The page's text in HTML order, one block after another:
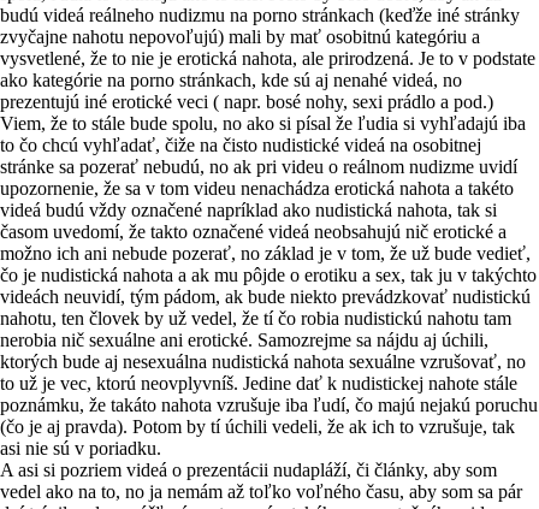
budú videá reálneho nudizmu na porno stránkach (keďže iné stránky
zvyčajne nahotu nepovoľujú) mali by mať osobitnú kategóriu a
vysvetlené, že to nie je erotická nahota, ale prirodzená. Je to v podstate
ako kategórie na porno stránkach, kde sú aj nenahé videá, no
prezentujú iné erotické veci ( napr. bosé nohy, sexi prádlo a pod.)
Viem, že to stále bude spolu, no ako si písal že ľudia si vyhľadajú iba
to čo chcú vyhľadať, čiže na čisto nudistické videá na osobitnej
stránke sa pozerať nebudú, no ak pri videu o reálnom nudizme uvidí
upozornenie, že sa v tom videu nenachádza erotická nahota a takéto
videá budú vždy označené napríklad ako nudistická nahota, tak si
časom uvedomí, že takto označené videá neobsahujú nič erotické a
možno ich ani nebude pozerať, no základ je v tom, že už bude vedieť,
čo je nudistická nahota a ak mu pôjde o erotiku a sex, tak ju v takýchto
videách neuvidí, tým pádom, ak bude niekto prevádzkovať nudistickú
nahotu, ten človek by už vedel, že tí čo robia nudistickú nahotu tam
nerobia nič sexuálne ani erotické. Samozrejme sa nájdu aj úchili,
ktorých bude aj nesexuálna nudistická nahota sexuálne vzrušovať, no
to už je vec, ktorú neovplyvníš. Jedine dať k nudistickej nahote stále
poznámku, že takáto nahota vzrušuje iba ľudí, čo majú nejakú poruchu
(čo je aj pravda). Potom by tí úchili vedeli, že ak ich to vzrušuje, tak
asi nie sú v poriadku.
A asi si pozriem videá o prezentácii nudapláží, či články, aby som
vedel ako na to, no ja nemám až toľko voľného času, aby som sa pár